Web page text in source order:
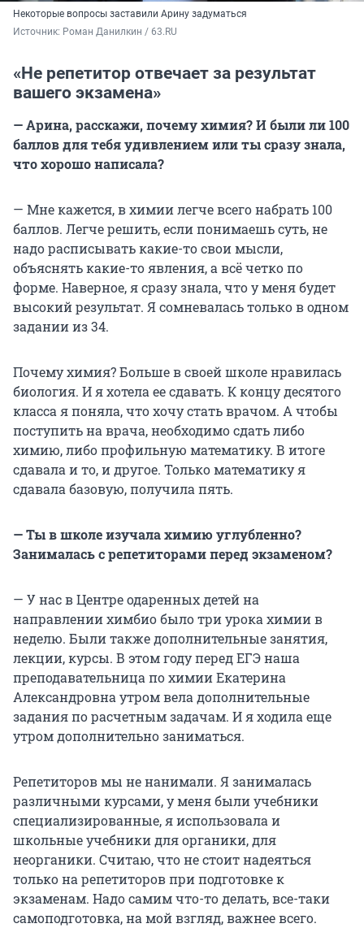
Некоторые вопросы заставили Арину задуматься
Источник: Роман Данилкин / 63.RU
«Не репетитор отвечает за результат
вашего экзамена»
— Арина, расскажи, почему химия? И были ли 100
баллов для тебя удивлением или ты сразу знала,
что хорошо написала?
— Мне кажется, в химии легче всего набрать 100
баллов. Легче решить, если понимаешь суть, не
надо расписывать какие-то свои мысли,
объяснять какие-то явления, а всё четко по
форме. Наверное, я сразу знала, что у меня будет
высокий результат. Я сомневалась только в одном
задании из 34.
Почему химия? Больше в своей школе нравилась
биология. И я хотела ее сдавать. К концу десятого
класса я поняла, что хочу стать врачом. А чтобы
поступить на врача, необходимо сдать либо
химию, либо профильную математику. В итоге
сдавала и то, и другое. Только математику я
сдавала базовую, получила пять.
— Ты в школе изучала химию углубленно?
Занималась с репетиторами перед экзаменом?
— У нас в Центре одаренных детей на
направлении химбио было три урока химии в
неделю. Были также дополнительные занятия,
лекции, курсы. В этом году перед ЕГЭ наша
преподавательница по химии Екатерина
Александровна утром вела дополнительные
задания по расчетным задачам. И я ходила еще
утром дополнительно заниматься.
Репетиторов мы не нанимали. Я занималась
различными курсами, у меня были учебники
специализированные, я использовала и
школьные учебники для органики, для
неорганики. Считаю, что не стоит надеяться
только на репетиторов при подготовке к
экзаменам. Надо самим что-то делать, все-таки
самоподготовка, на мой взгляд, важнее всего.